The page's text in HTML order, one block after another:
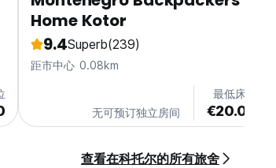
Home Kotor
9.4Superb(239)
距市中心 0.08km
无可预订独立房间
最低床位
€20.00
查看在科托尔的所有旅舍